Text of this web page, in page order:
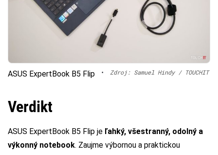
ASUS ExpertBook B5 Flip • Zdroj: Samuel Hindy / TOUCHIT
Verdikt
ASUS ExpertBook B5 Flip je ľahký, všestranný, odolný a
výkonný notebook. Zaujme výbornou a praktickou